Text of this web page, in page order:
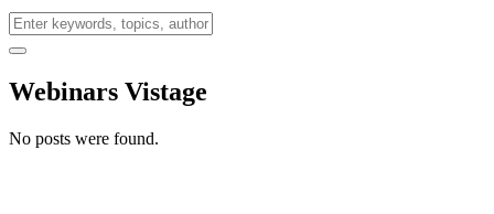
Webinars Vistage
No posts were found.